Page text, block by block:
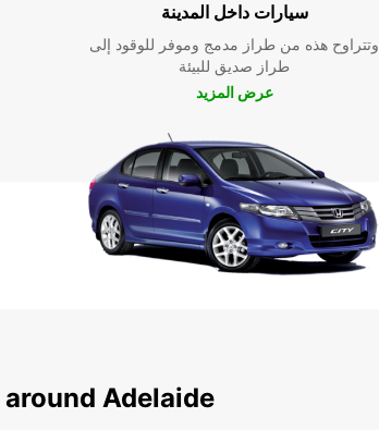
سيارات داخل المدينة
وتتراوح هذه من طراز مدمج وموفر للوقود إلى
طراز صديق للبيئة
عرض المزيد
Adelaide